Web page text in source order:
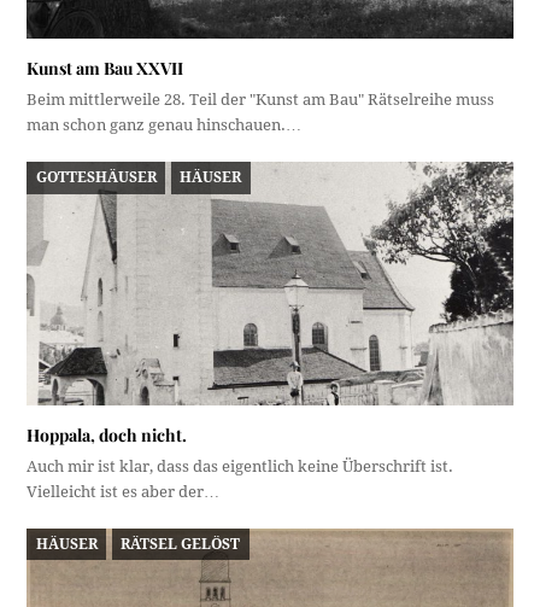
Kunst am Bau XXVII
Beim mittlerweile 28. Teil der "Kunst am Bau" Rätselreihe muss
man schon ganz genau hinschauen.…
GOTTESHÄUSER HÄUSER
Hoppala, doch nicht.
Auch mir ist klar, dass das eigentlich keine Überschrift ist.
Vielleicht ist es aber der…
HÄUSER RÄTSEL GELÖST